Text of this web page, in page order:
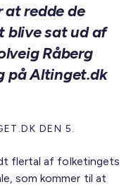
redde de
blive sat ud af
Råberg
på Altinget.dk
DEN 5.
flertal af folketingets
som kommer til at